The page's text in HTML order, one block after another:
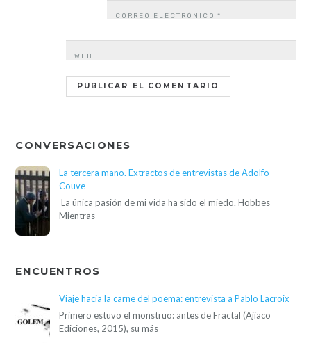
CORREO ELECTRÓNICO*
WEB
CONVERSACIONES
La tercera mano. Extractos de entrevistas de Adolfo
Couve
La única pasión de mi vida ha sido el miedo. Hobbes
Mientras
ENCUENTROS
Viaje hacia la carne del poema: entrevista a Pablo Lacroix
Primero estuvo el monstruo: antes de Fractal (Ajiaco
Ediciones, 2015), su más